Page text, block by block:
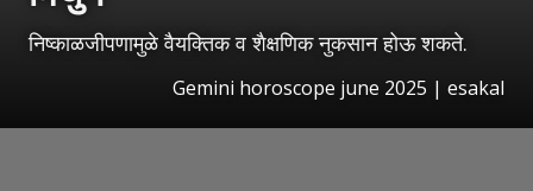
निष्काळजीपणामुळे वैयक्तिक व शैक्षणिक नुकसान होऊ शकते.
Gemini horoscope june 2025 | esakal